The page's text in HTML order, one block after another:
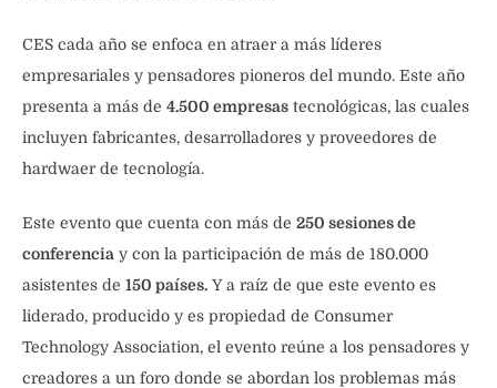
CES cada año se enfoca en atraer a más líderes
empresariales y pensadores pioneros del mundo. Este año
presenta a más de 4.500 empresas tecnológicas, las cuales
incluyen fabricantes, desarrolladores y proveedores de
hardwaer de tecnología.
Este evento que cuenta con más de 250 sesiones de
conferencia y con la participación de más de 180.000
asistentes de 150 países. Y a raíz de que este evento es
liderado, producido y es propiedad de Consumer
Technology Association, el evento reúne a los pensadores y
creadores a un foro donde se abordan los problemas más